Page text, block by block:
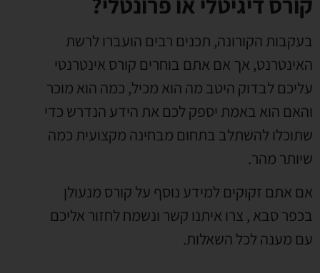
בעקבות הקורונה, תכנים רבים הועברו לרשת
האינטרנט, אך אם אתם בוחרים קורס אינטרנטי
עליכם לבדוק היטב מה הוא מכיל, כמה הוא מוכר
והאם הוא באמת יספק לכם את הידע הנדרש כדי
שתוכלו להשתלב בתחום מבחינה מקצועית כמה
שיותר מהר.
אם אתם זקוקים למידע נוסף על קורס מנעולן
בכפר סבא , צרו איתנו קשר ונשמח לחזור אליכם
עם מענה לכל השאלות.